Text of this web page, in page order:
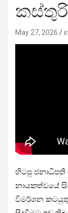
කස්තුරි
May 27, 2026
හිටපු ජනාධිපති
නායකත්වයේ
විමර්ශන